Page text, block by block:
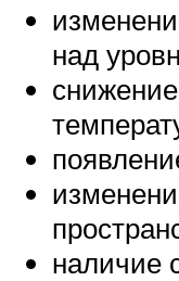
над
наличие